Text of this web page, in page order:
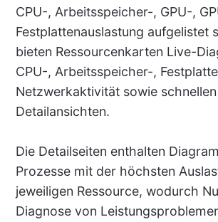
CPU-, Arbeitsspeicher-, GPU-,
Festplattenauslastung aufgelistet
bieten Ressourcenkarten Live-
CPU-, Arbeitsspeicher-,
Netzwerkaktivität sowie
Detailansichten.
Die Detailseiten enthalten
Prozesse mit der höchsten
jeweiligen Ressource, wodurch
Diagnose von